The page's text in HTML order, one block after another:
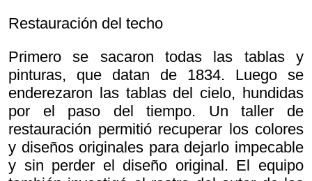
Restauración del techo
Primero se sacaron todas las tablas y
pinturas, que datan de 1834. Luego se
enderezaron las tablas del cielo, hundidas
por el paso del tiempo. Un taller de
restauración permitió recuperar los colores
y diseños originales para dejarlo impecable
y sin perder el diseño original. El equipo